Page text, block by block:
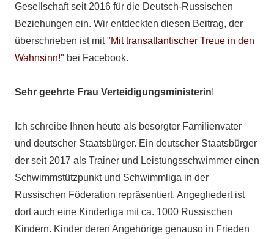
Gesellschaft seit 2016 für die Deutsch-Russischen
Beziehungen ein. Wir entdeckten diesen Beitrag, der
überschrieben ist mit "Mit transatlantischer Treue in den
Wahnsinn!" bei Facebook.
Sehr geehrte Frau Verteidigungsministerin!
Ich schreibe Ihnen heute als besorgter Familienvater
und deutscher Staatsbürger. Ein deutscher Staatsbürger
der seit 2017 als Trainer und Leistungsschwimmer einen
Schwimmstützpunkt und Schwimmliga in der
Russischen Föderation repräsentiert. Angegliedert ist
dort auch eine Kinderliga mit ca. 1000 Russischen
Kindern. Kinder deren Angehörige genauso in Frieden